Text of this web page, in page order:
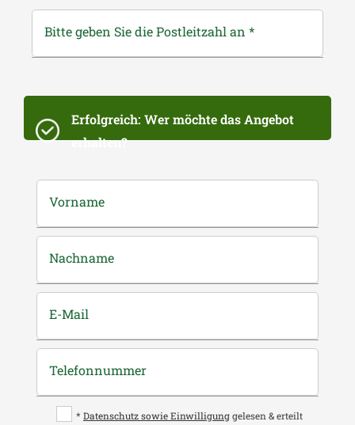
Bitte geben Sie die Postleitzahl an *
Erfolgreich: Wer möchte das Angebot
erhalten?
Vorname
Nachname
E-Mail
Telefonnummer
* Datenschutz sowie Einwilligung gelesen & erteilt